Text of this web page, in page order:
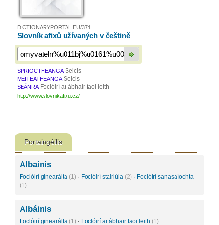
DICTIONARYPORTAL.EU/374
Slovník afixů užívaných v češtině
SPRIOCTHEANGA Seicis
MEITEATHEANGA Seicis
SEÁNRA Foclóirí ar ábhair faoi leith
http://www.slovnikafixu.cz/
Portaingéilis
Albainis
Foclóirí ginearálta (1) · Foclóirí stairiúla (2) · Foclóirí sanasaíochta
(1)
Albáinis
Foclóirí ginearálta (1) · Foclóirí ar ábhair faoi leith (1)